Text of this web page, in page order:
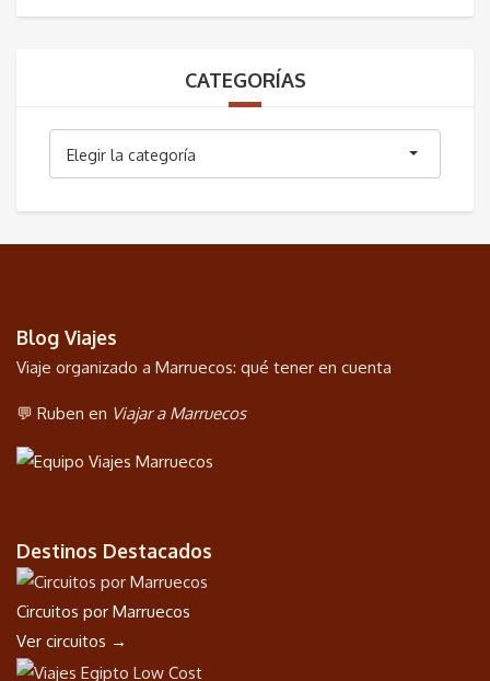
CATEGORÍAS
Elegir la categoría
Blog Viajes
Viaje organizado a Marruecos: qué tener en cuenta
💬 Ruben en Viajar a Marruecos
Destinos Destacados
Circuitos por Marruecos
Ver circuitos →